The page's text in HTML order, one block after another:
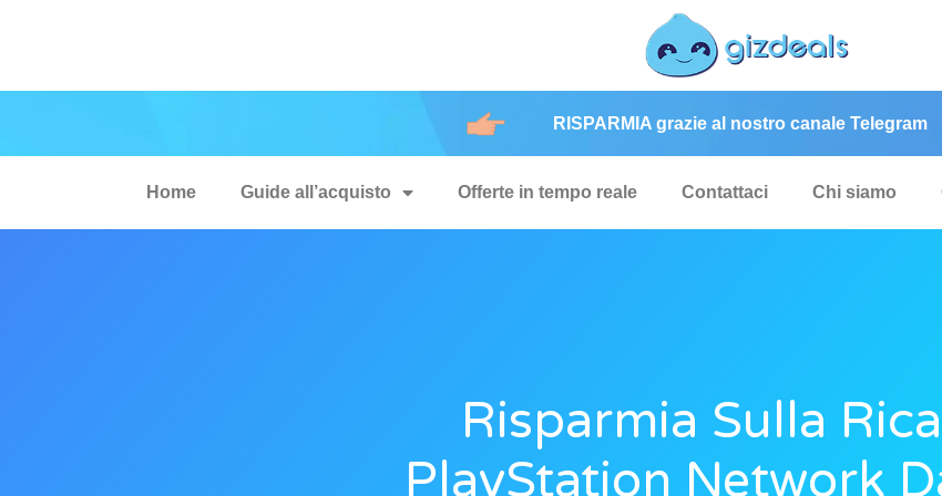
RISPARMIA grazie al nostro canale Telegram
Home Guide all’acquisto Offerte in tempo reale Contattaci Chi siamo
Risparmia Sulla
PlayStation Network